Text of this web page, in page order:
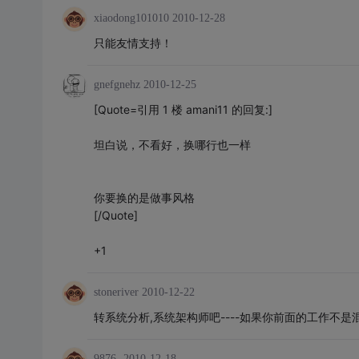
xiaodong101010 2010-12-28
只能友情支持！
gnefgnehz 2010-12-25
[Quote=引用 1 楼 amani11 的回复:]
坦白说，不看好，换哪行也一样
你要换的是做事风格
[/Quote]
+1
stoneriver 2010-12-22
转系统分析,系统架构师吧----如果你前面的工作不是